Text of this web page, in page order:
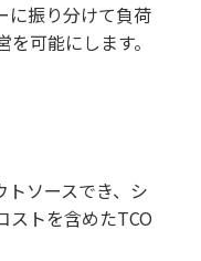
に振り分けて負荷
可能にします。
ソースでき、シ
ストを含めたTCO